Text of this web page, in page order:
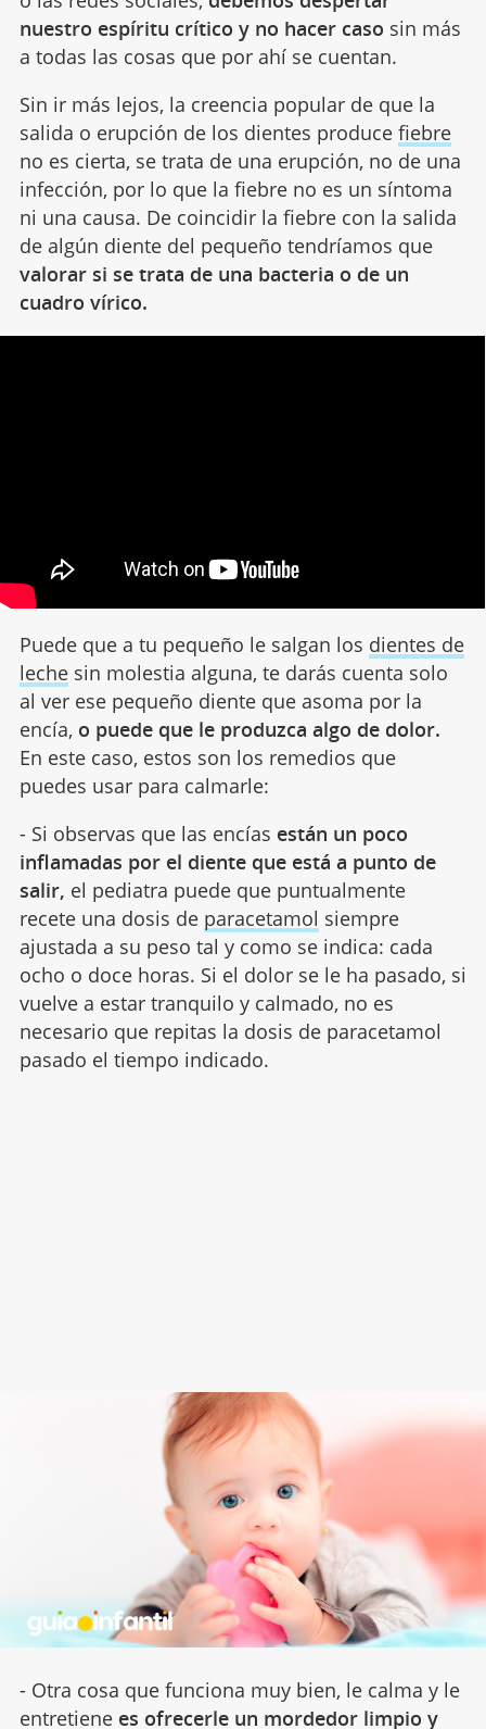
nuestro espíritu crítico y no hacer caso sin más
a todas las cosas que por ahí se cuentan.
Sin ir más lejos, la creencia popular de que la
salida o erupción de los dientes produce fiebre
no es cierta, se trata de una erupción, no de una
infección, por lo que la fiebre no es un síntoma
ni una causa. De coincidir la fiebre con la salida
de algún diente del pequeño tendríamos que
valorar si se trata de una bacteria o de un
cuadro vírico.
Puede que a tu pequeño le salgan los dientes de
lechesin molestia alguna, te darás cuenta solo
al ver ese pequeño diente que asoma por la
encía, o puede que le produzca algo de dolor.
En este caso, estos son los remedios que
puedes usar para calmarle:
- Si observas que las encías están un poco
inflamadas por el diente que está a punto de
salir, el pediatra puede que puntualmente
recete una dosis de paracetamol siempre
ajustada a su peso tal y como se indica: cada
ocho o doce horas. Si el dolor se le ha pasado, si
vuelve a estar tranquilo y calmado, no es
necesario que repitas la dosis de paracetamol
pasado el tiempo indicado.
- Otra cosa que funciona muy bien, le calma y le
entretiene es ofrecerle un mordedor limpio y